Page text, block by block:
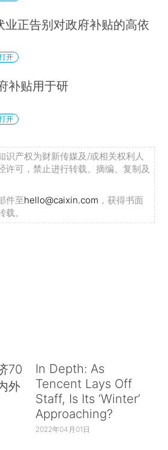
正告别对政府补贴的高依
开
补贴用于研
开
识产权为财新传媒及/或相关权利人
许可，禁止进行转载、摘编、复制及
件至hello@caixin.com ，获得书面
。
70
外
In Depth: As
Tencent Lays Off
Staff, Is Its ‘Winter’
Approaching?
2022年04月01日